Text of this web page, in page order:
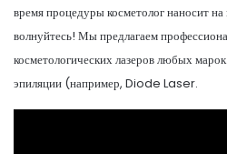
время процедуры косметолог наносит
волнуйтесь! Мы предлагаем
косметологических лазеров любых
эпиляции (например, Diode Laser.